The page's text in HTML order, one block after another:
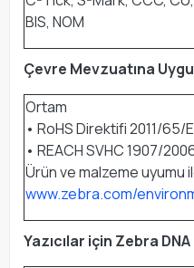
BIS, NOM
Çevre Mevzuatına
Ortam
• RoHS Direktifi 2011/65/
• REACH SVHC 1907/
Ürün ve malzeme uyumu
www.zebra.com/
Yazıcılar için Zebra DNA